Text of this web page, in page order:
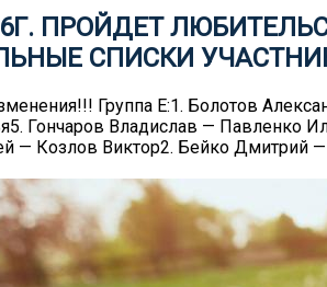
ПРОЙДЕТ
СПИСКИ
Группа Е:1. Болотов
Гончаров Владислав — Павленко
— Козлов Виктор2. Бейко